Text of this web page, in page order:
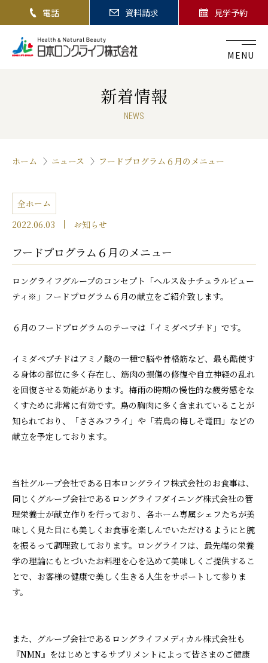
電話 資料請求 見学予約
MENU
新着情報
NEWS
ホーム ニュース フードプログラム６月のメニュー
全ホーム
2022.06.03
お知らせ
フードプログラム６月のメニュー
ロングライフグループのコンセプト「ヘルス＆ナチュラルビュー
ティ※」フードプログラム６月の献立をご紹介致します。
６月のフードプログラムのテーマは「イミダペプチド」です。
イミダペプチドはアミノ酸の一種で脳や骨格筋など、最も酷使す
る身体の部位に多く存在し、筋肉の損傷の修復や自立神経の乱れ
を回復させる効能があります。梅雨の時期の慢性的な疲労感をな
くすために非常に有効です。鳥の胸肉に多く含まれていることが
知られており、「ささみフライ」や「若鳥の梅しそ竜田」などの
献立を予定しております。
当社グループ会社である日本ロングライフ株式会社のお食事は、
同じくグループ会社であるロングライフダイニング株式会社の管
理栄養士が献立作りを行っており、各ホーム専属シェフたちが美
味しく見た目にも美しくお食事を楽しんでいただけるようにと腕
を振るって調理致しております。ロングライフは、最先端の栄養
学の理論にもとづいたお料理を心を込めて美味しくご提供するこ
とで、お客様の健康で美しく生きる人生をサポートして参りま
す。
また、グループ会社であるロングライフメディカル株式会社も
『NMN』をはじめとするサプリメントによって皆さまのご健康